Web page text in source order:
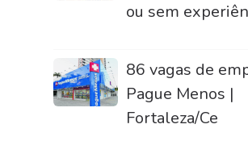
ou sem
86 vagas de
Pague Menos |
Fortaleza/Ce